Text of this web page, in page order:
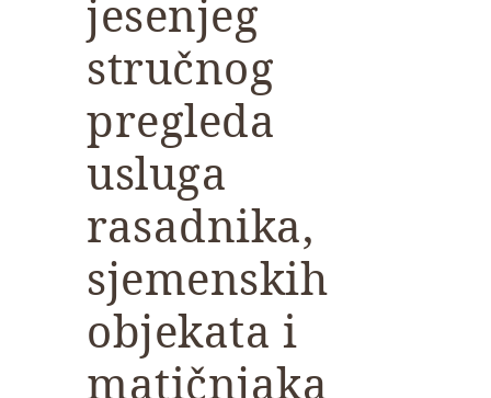
jesenjeg
stručnog
pregleda
usluga
rasadnika,
sjemenskih
objekata i
matičnjaka